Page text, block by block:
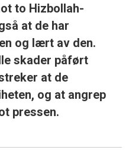
to Hizbollah-
at de har
og lært av den.
skader påført
at de
og at angrep
pressen.